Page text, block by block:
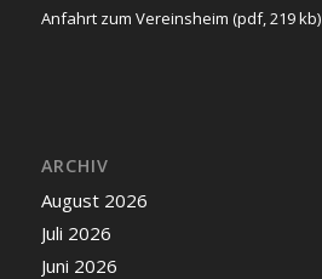
Anfahrt zum Vereinsheim (pdf, 219 kb)
ARCHIV
August 2026
Juli 2026
Juni 2026